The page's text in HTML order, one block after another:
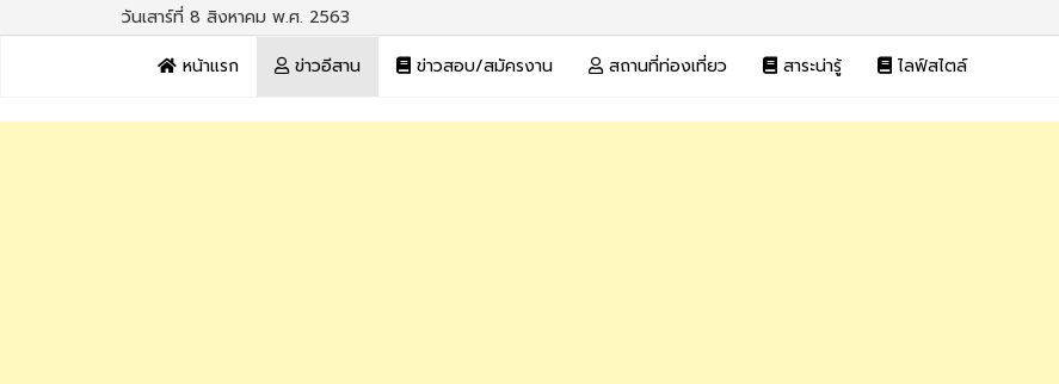
วันเสาร์ที่ 8 สิงหาคม พ.ศ. 2563
หน้าแรก
ข่าวอีสาน ข่าวสอบ/สมัครงาน สถานที่ท่องเที่ยว สาระน่ารู้ ไลฟ์สไตล์